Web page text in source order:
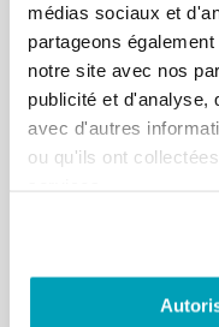
médias sociaux et
partageons
notre site avec nos
publicité et d'analyse,
avec d'autres
ou qu'ils ont
Avec l’aide de la
Dicastère pour le
Humain Intégral,
élaboré un plan
de promouvoir le
arrivée et retour.